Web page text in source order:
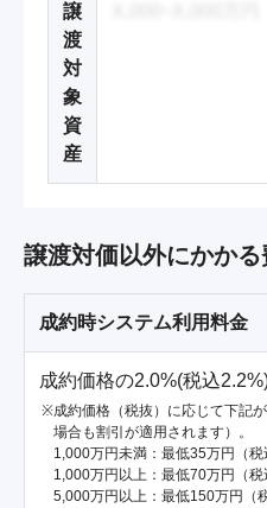
譲
渡
対
象
資
産
譲渡対価以外にかかる
成約時システム利用料金
成約価格の2.0%(税込
成約価格（税抜）に応じて下記
場合も割引が適用されます）。
1,000万円未満：最低35万円（税
1,000万円以上：最低70万円（税
5,000万円以上：最低150万円（